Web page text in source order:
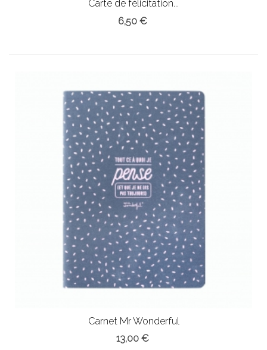
Carte de félicitation...
6,50 €
Carnet Mr Wonderful
13,00 €